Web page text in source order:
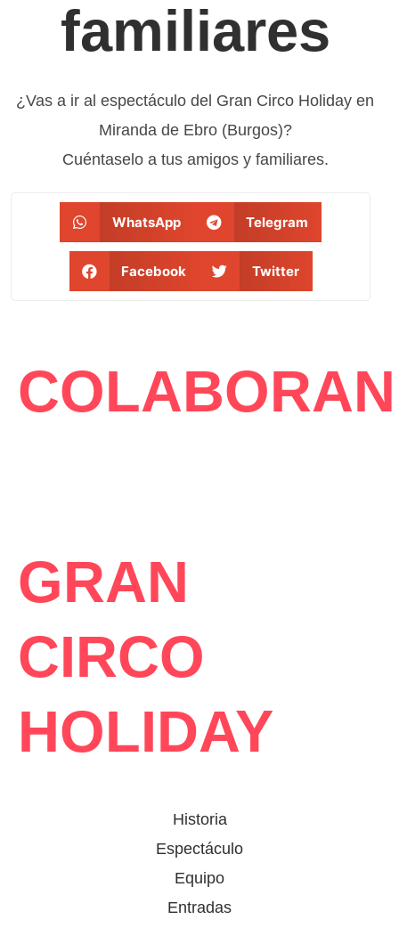
familiares
¿Vas a ir al espectáculo del Gran Circo Holiday en
Miranda de Ebro (Burgos)?
Cuéntaselo a tus amigos y familiares.
WhatsApp Telegram
Facebook Twitter
COLABORAN
GRAN
CIRCO
HOLIDAY
Historia
Espectáculo
Equipo
Entradas